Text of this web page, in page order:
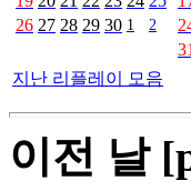
26 27 28 29 30 1 2
지난 리플레이 모음
이전 날